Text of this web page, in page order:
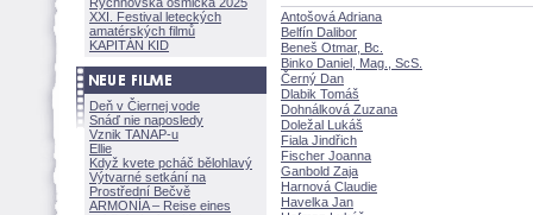
XXI. Festival leteckých
amatérských filmů
KAPITÁN KID
Deň v Čiernej vode
Snáď nie naposledy
Vznik TANAP-u
Ellie
Když kvete pcháč bělohlavý
Výtvarné setkání na
Prostřední Bečvě
ARMONÍA – Reise eines
Antošová Adriana
Belfín Dalibor
Beneš Otmar, Bc.
Binko Daniel, Mag., ScS.
Černý Dan
Dlabik Tom
Dohnálková Zuzana
Doležal Luk
Fiala Jindřich
Fischer Joanna
Ganbold Zaja
Harnová Claudie
Havelka Jan